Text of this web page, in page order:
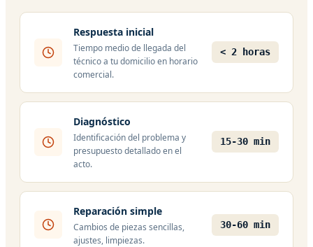
Respuesta inicial
Tiempo medio de llegada del
técnico a tu domicilio en horario
comercial.
< 2 horas
Diagnóstico
Identificación del problema y
presupuesto detallado en el
acto.
15-30 min
Reparación simple
Cambios de piezas sencillas,
ajustes, limpiezas.
30-60 min